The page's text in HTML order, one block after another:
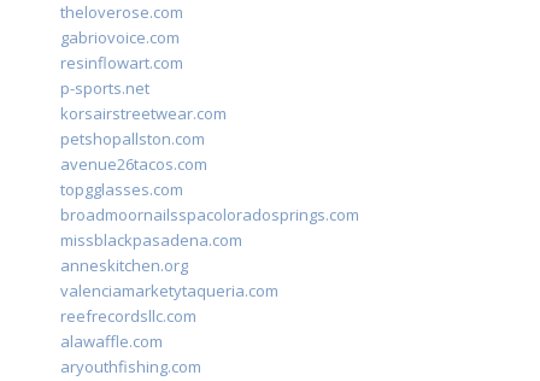
theloverose.com
gabriovoice.com
resinflowart.com
p-sports.net
korsairstreetwear.com
petshopallston.com
avenue26tacos.com
topgglasses.com
broadmoornailsspacoloradosprings.com
missblackpasadena.com
anneskitchen.org
valenciamarketytaqueria.com
reefrecordsllc.com
alawaffle.com
aryouthfishing.com